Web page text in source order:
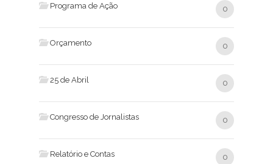
Programa de Ação 0
Orçamento 0
25 de Abril 0
Congresso de Jornalistas 0
Relatório e Contas 0